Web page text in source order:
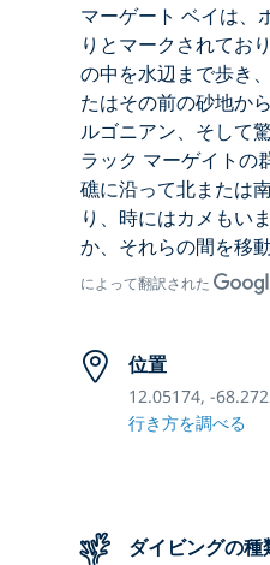
マーゲート ベイは、
りとマークされてお
の中を水辺まで歩き
たはその前の砂地か
ルゴニアン、そして
ラック マーゲイトの
礁に沿って北または
り、時にはカメもい
か、それらの間を移動
によって翻訳された
位置
12.05174, -
行き方を調べる
ダイビングの種